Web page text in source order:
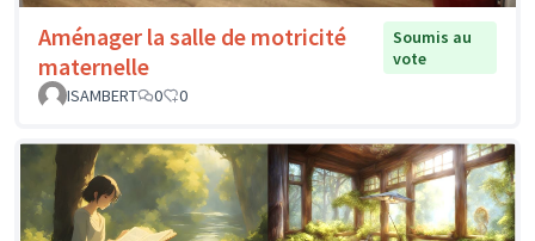
Aménager la salle de motricité
maternelle
Soumis au
vote
ISAMBERT
0 0